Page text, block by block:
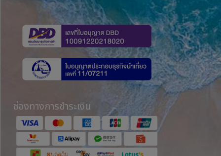
ช่องทางการชำระเงิน